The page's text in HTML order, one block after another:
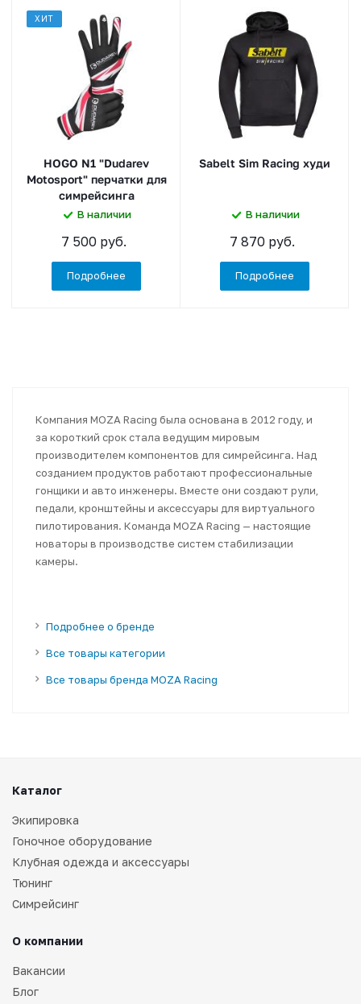
ХИТ
HOGO N1 "Dudarev
Motosport" перчатки для
симрейсинга
В наличии
7 500 руб.
Подробнее
Sabelt Sim Racing худи
В наличии
7 870 руб.
Подробнее
Компания MOZA Racing была основана в 2012 году, и
за короткий срок стала ведущим мировым
производителем компонентов для симрейсинга. Над
созданием продуктов работают профессиональные
гонщики и авто инженеры. Вместе они создают рули,
педали, кронштейны и аксессуары для виртуального
пилотирования. Команда MOZA Racing — настоящие
новаторы в производстве систем стабилизации
камеры.
Подробнее о бренде
Все товары категории
Все товары бренда MOZA Racing
Каталог
Экипировка
Гоночное оборудование
Клубная одежда и аксессуары
Тюнинг
Симрейсинг
О компании
Вакансии
Блог